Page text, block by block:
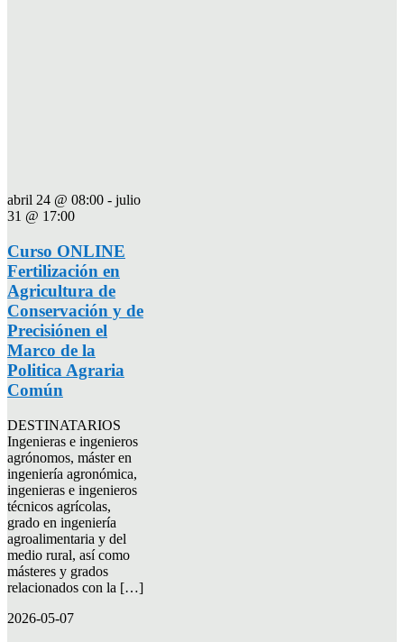
abril 24 @ 08:00 - julio
31 @ 17:00
Curso ONLINE
Fertilización en
Agricultura de
Conservación y de
Precisiónen el
Marco de la
Politica Agraria
Común
DESTINATARIOS
Ingenieras e ingenieros
agrónomos, máster en
ingeniería agronómica,
ingenieras e ingenieros
técnicos agrícolas,
grado en ingeniería
agroalimentaria y del
medio rural, así como
másteres y grados
relacionados con la […]
2026-05-07